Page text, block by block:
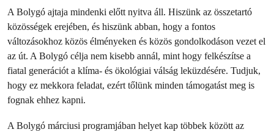
A Bolygó ajtaja mindenki előtt nyitva áll. Hiszünk az összetartó
közösségek erejében, és hiszünk abban, hogy a fontos
változásokhoz közös élményeken és közös gondolkodáson vezet el
az út. A Bolygó célja nem kisebb annál, mint hogy felkészítse a
fiatal generációt a klíma- és ökológiai válság leküzdésére. Tudjuk,
hogy ez mekkora feladat, ezért tőlünk minden támogatást meg is
fognak ehhez kapni.
A Bolygó márciusi programjában helyet kap többek között az